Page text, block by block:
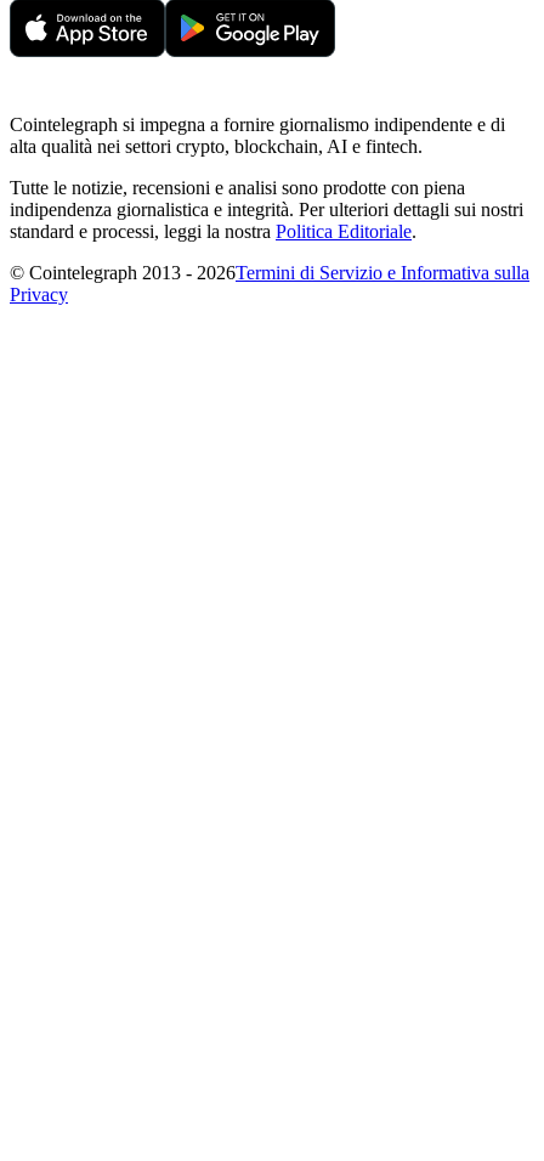
Cointelegraph si impegna a fornire giornalismo indipendente e di
alta qualità nei settori crypto, blockchain, AI e fintech.
Tutte le notizie, recensioni e analisi sono prodotte con piena
indipendenza giornalistica e integrità. Per ulteriori dettagli sui nostri
standard e processi, leggi la nostra Politica Editoriale.
© Cointelegraph 2013 - 2026Termini di Servizio e Informativa sulla
Privacy